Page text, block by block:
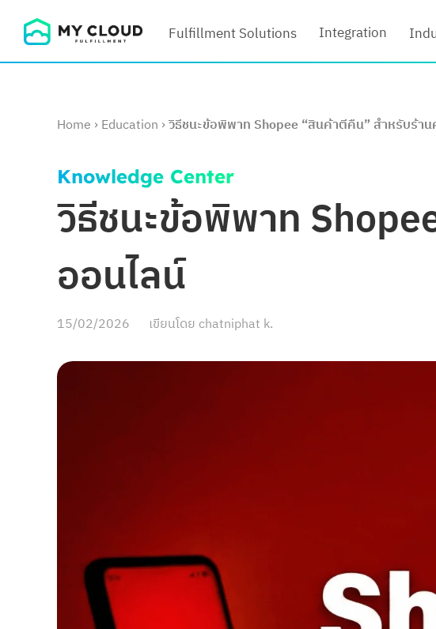
content
Fulfillment Solutions Integration
Home ›Education ›วิธีชนะข้อพิพาท Shopee “สินค้าตีคืน” สำหรับร้า
Knowledge Center
วิธีชนะข้อพิพาท
ออนไลน์
15/02/2026 เขียนโดย chatniphat k.